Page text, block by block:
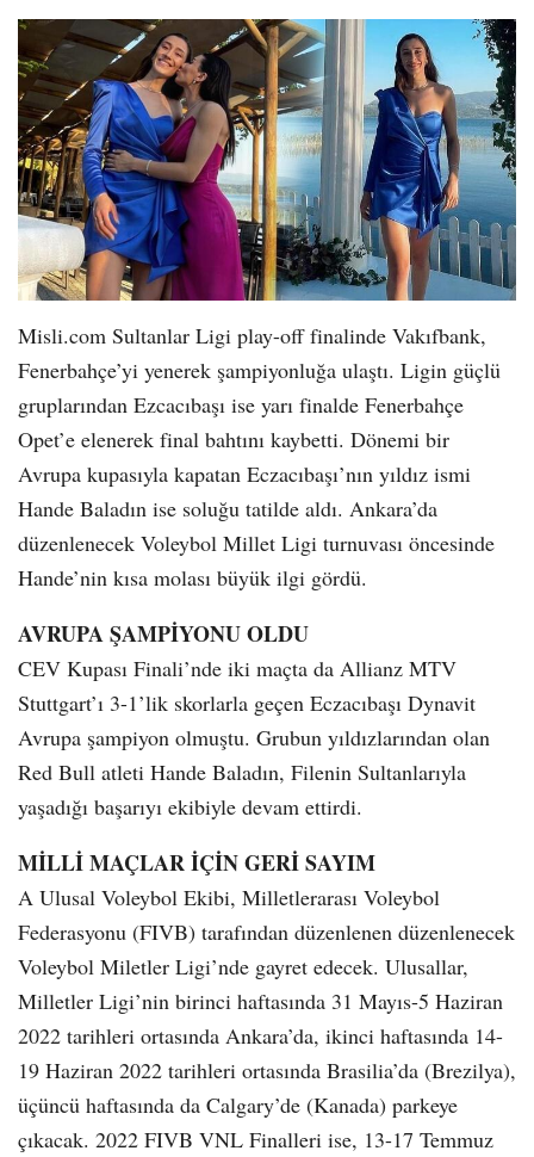
Misli.com Sultanlar Ligi play-off finalinde Vakıfbank,
Fenerbahçe’yi yenerek şampiyonluğa ulaştı. Ligin güçlü
gruplarından Ezcacıbaşı ise yarı finalde Fenerbahçe
Opet’e elenerek final bahtını kaybetti. Dönemi bir
Avrupa kupasıyla kapatan Eczacıbaşı’nın yıldız ismi
Hande Baladın ise soluğu tatilde aldı. Ankara’da
düzenlenecek Voleybol Millet Ligi turnuvası öncesinde
Hande’nin kısa molası büyük ilgi gördü.
AVRUPA ŞAMPİYONU OLDU
CEV Kupası Finali’nde iki maçta da Allianz MTV
Stuttgart’ı 3-1’lik skorlarla geçen Eczacıbaşı Dynavit
Avrupa şampiyon olmuştu. Grubun yıldızlarından olan
Red Bull atleti Hande Baladın, Filenin Sultanlarıyla
yaşadığı başarıyı ekibiyle devam ettirdi.
MİLLİ MAÇLAR İÇİN GERİ SAYIM
A Ulusal Voleybol Ekibi, Milletlerarası Voleybol
Federasyonu (FIVB) tarafından düzenlenen düzenlenecek
Voleybol Miletler Ligi’nde gayret edecek. Ulusallar,
Milletler Ligi’nin birinci haftasında 31 Mayıs-5 Haziran
2022 tarihleri ortasında Ankara’da, ikinci haftasında 14-
19 Haziran 2022 tarihleri ortasında Brasilia’da (Brezilya),
üçüncü haftasında da Calgary’de (Kanada) parkeye
çıkacak. 2022 FIVB VNL Finalleri ise, 13-17 Temmuz